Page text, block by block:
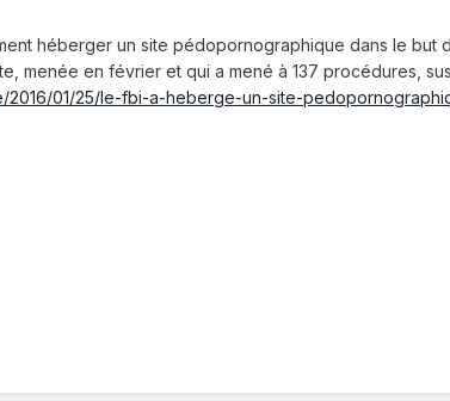
héberger un site pédopornographique dans le but
menée en février et qui a mené à 137 procédures,
01/25/le-fbi-a-heberge-un-site-